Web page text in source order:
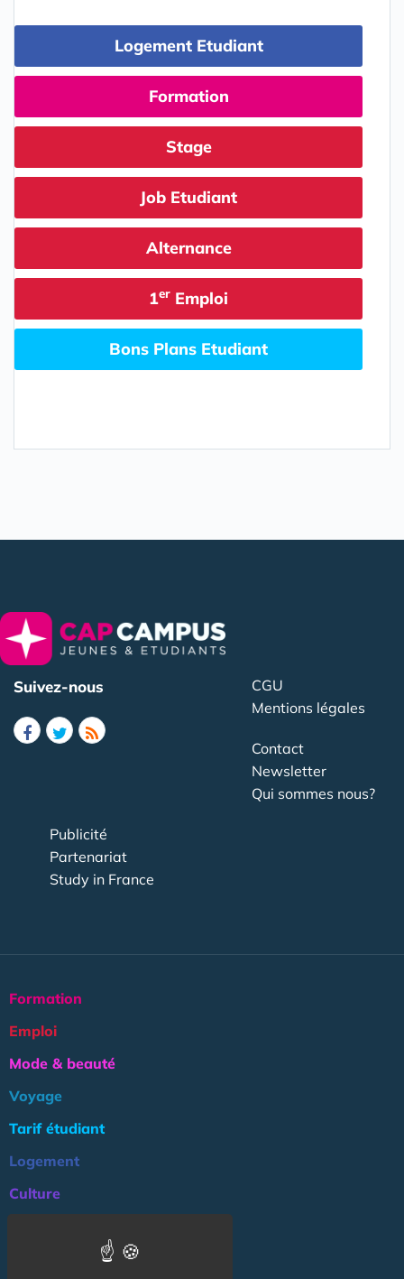
Logement Etudiant
Formation
Stage
Job Etudiant
Alternance
1er Emploi
Bons Plans Etudiant
Suivez-nous
CGU
Mentions légales
Contact
Newsletter
Qui sommes nous?
Publicité
Partenariat
Study in France
Formation
Emploi
Mode & beauté
Voyage
Tarif étudiant
Logement
Culture